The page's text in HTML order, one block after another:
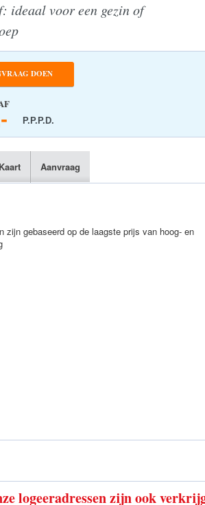
ideaal voor een gezin of
DOEN
P.P.P.D.
Kaart Aanvraag
gebaseerd op de laagste prijs van hoog- en
logeeradressen zijn ook